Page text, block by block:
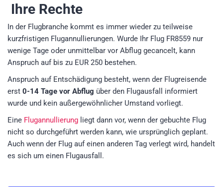
Ihre Rechte
In der Flugbranche kommt es immer wieder zu teilweise
kurzfristigen Flugannullierungen. Wurde Ihr Flug FR8559 nur
wenige Tage oder unmittelbar vor Abflug gecancelt, kann
Anspruch auf bis zu EUR 250 bestehen.
Anspruch auf Entschädigung besteht, wenn der Flugreisende
erst 0-14 Tage vor Abflug über den Flugausfall informiert
wurde und kein außergewöhnlicher Umstand vorliegt.
Eine Flugannullierung liegt dann vor, wenn der gebuchte Flug
nicht so durchgeführt werden kann, wie ursprünglich geplant.
Auch wenn der Flug auf einen anderen Tag verlegt wird, handelt
es sich um einen Flugausfall.